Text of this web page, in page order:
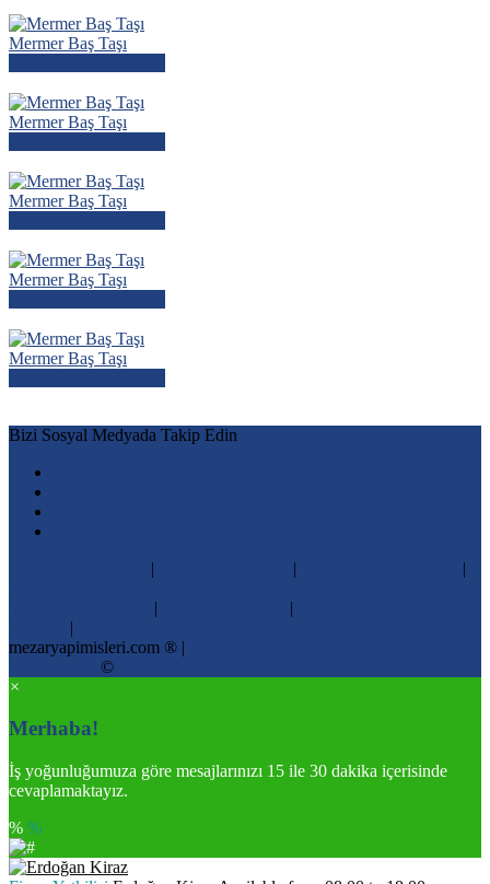
Mermer Baş Taşı
Mermer Baş Taşı
Mermer Baş Taşı
Mermer Baş Taşı
Mermer Baş Taşı
Bizi Sosyal Medyada Takip Edin
| |
|
| |
|
mezaryapimisleri.com ® |
©
×
Merhaba!
İş yoğunluğumuza göre mesajlarınızı 15 ile 30 dakika içerisinde
cevaplamaktayız.
% %